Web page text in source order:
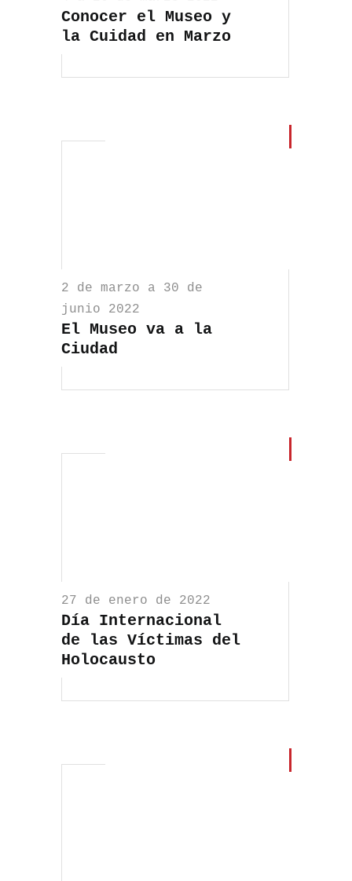
Conocer el Museo y
la Cuidad en Marzo
2 de marzo a 30 de
junio 2022
El Museo va a la
Ciudad
27 de enero de 2022
Día Internacional
de las Víctimas del
Holocausto